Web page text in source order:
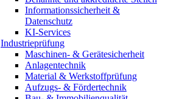
Informationssicherheit &
Datenschutz
KI-Services
Industrieprüfung
Maschinen- & Gerätesicherheit
Anlagentechnik
Material & Werkstoffprüfung
Aufzugs- & Fördertechnik